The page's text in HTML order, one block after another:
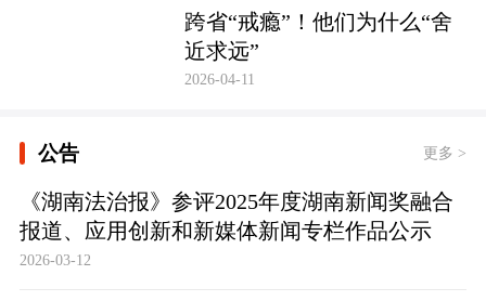
跨省“戒瘾”！他们为什么“舍
近求远”
2026-04-11
公告 更多 >
《湖南法治报》参评2025年度湖南新闻奖融合
报道、应用创新和新媒体新闻专栏作品公示
2026-03-12